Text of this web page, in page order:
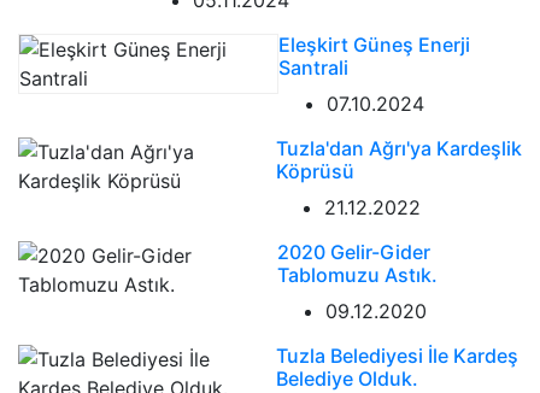
Eleşkirt Güneş Enerji
Santrali
07.10.2024
Tuzla'dan Ağrı'ya Kardeşlik
Köprüsü
21.12.2022
2020 Gelir-Gider
Tablomuzu Astık.
09.12.2020
Tuzla Belediyesi İle Kardeş
Belediye Olduk.